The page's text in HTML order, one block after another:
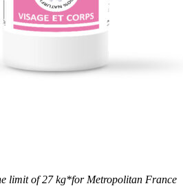
limit of 27 kg*for Metropolitan France